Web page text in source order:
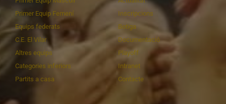
Primer Equip Femení
Equips federats
C.E. El Vilar
Altres equips
Categories inferiors
Partits a casa
Inscripcions
Botiga
Documentació
Playoff
Intranet
Contacte